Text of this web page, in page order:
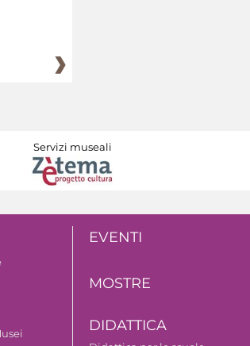
Servizi museali
EVENTI
MOSTRE
DIDATTICA